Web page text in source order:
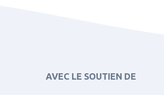
AVEC LE SOUTIEN DE